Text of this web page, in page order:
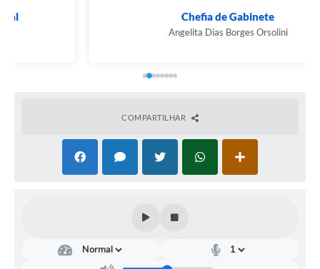
seletivo-saude-2024
Chefia de Gabinete
Angelita Dias Borges Orsolini
COMPARTILHAR